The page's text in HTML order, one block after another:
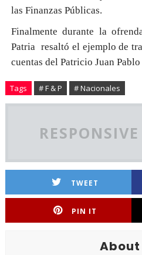
las Finanzas Públicas.
Finalmente durante la
Patria resaltó el ejemplo de
cuentas del Patricio Juan
Tags # F & P # Nacionales
TWEET
PIN IT
About